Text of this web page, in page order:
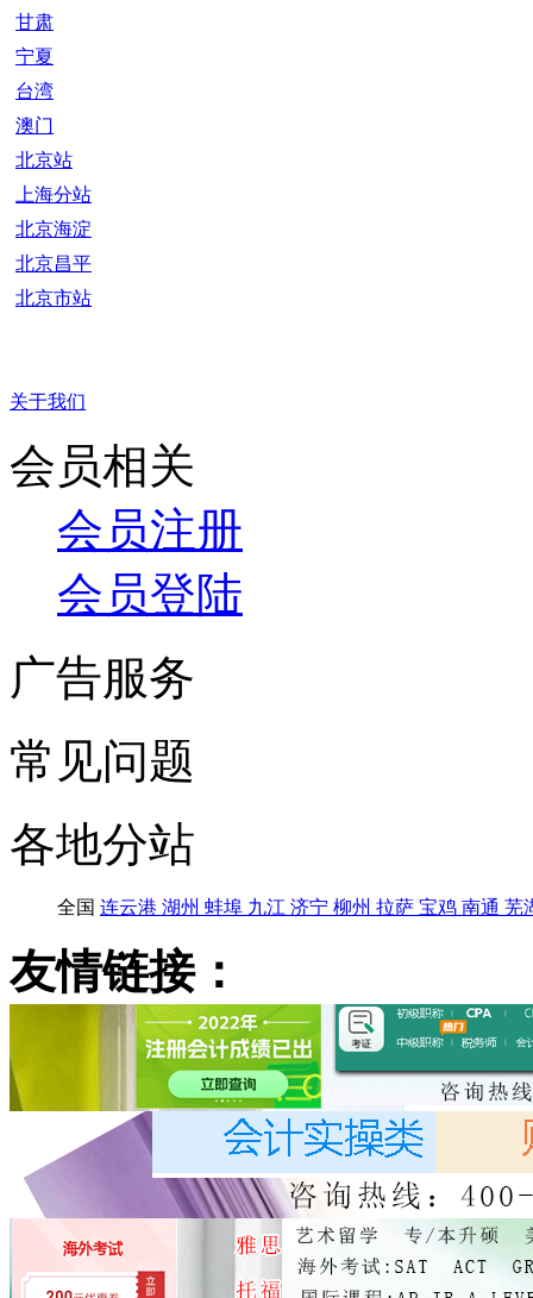
甘肃
宁夏
台湾
澳门
北京站
上海分站
北京海淀
北京昌平
北京市站
关于我们
会员相关
会员注册
会员登陆
广告服务
常见问题
各地分站
全国 连云港 湖州 蚌埠 九江 济宁 柳州 拉萨 宝鸡 南通 芜
友情链接：